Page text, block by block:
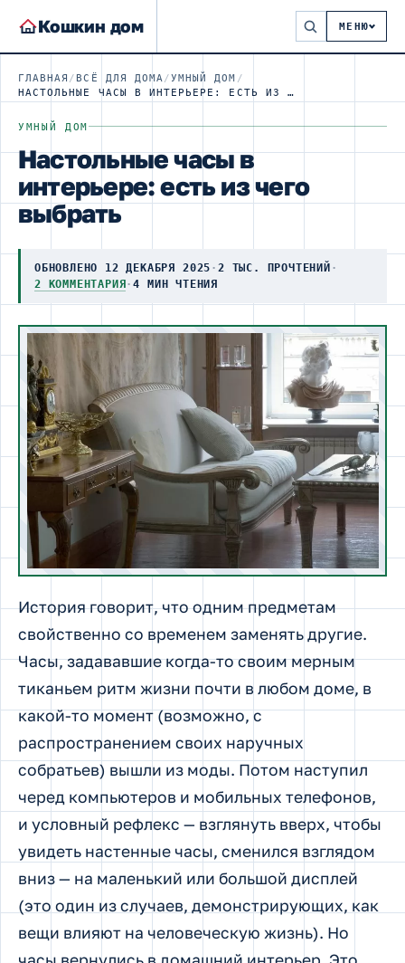
Кошкин дом МЕНЮ
ГЛАВНАЯ / ВСЁ ДЛЯ ДОМА /УМНЫЙ ДОМ /
НАСТОЛЬНЫЕ ЧАСЫ В ИНТЕРЬЕРЕ: ЕСТЬ ИЗ ЧЕГО ВЫБРАТЬ
УМНЫЙ ДОМ
Настольные часы в
интерьере: есть из чего
выбрать
ОБНОВЛЕНО 12 ДЕКАБРЯ 2025 · 2 ТЫС. ПРОЧТЕНИЙ ·
2 КОММЕНТАРИЯ·4 МИН ЧТЕНИЯ
История говорит, что одним предметам
свойственно со временем заменять другие.
Часы, задававшие когда-то своим мерным
тиканьем ритм жизни почти в любом доме, в
какой-то момент (возможно, с
распространением своих наручных
собратьев) вышли из моды. Потом наступил
черед компьютеров и мобильных телефонов,
и условный рефлекс — взглянуть вверх, чтобы
увидеть настенные часы, сменился взглядом
вниз — на маленький или большой дисплей
(это один из случаев, демонстрирующих, как
вещи влияют на человеческую жизнь). Но